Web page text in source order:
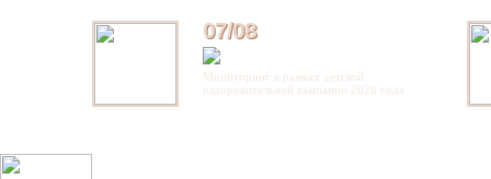
07/08
Мониторинг в рамках детской
оздоровительной кампании 2026 года